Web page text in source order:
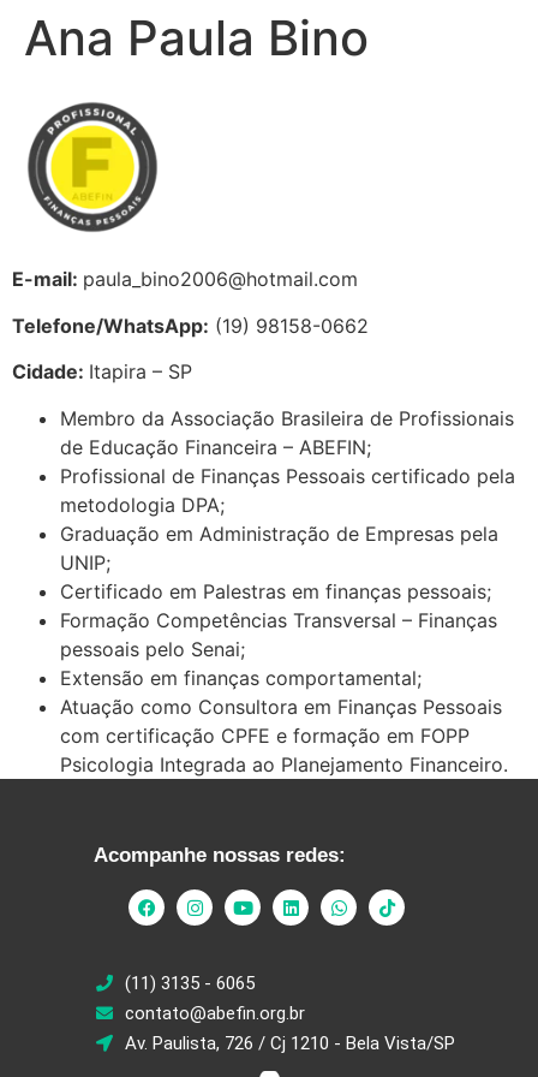
Ana Paula Bino
E-mail: paula_bino2006@hotmail.com
Telefone/WhatsApp: (19) 98158-0662
Cidade: Itapira – SP
Membro da Associação Brasileira de Profissionais
de Educação Financeira – ABEFIN;
Profissional de Finanças Pessoais certificado pela
metodologia DPA;
Graduação em Administração de Empresas pela
UNIP;
Certificado em Palestras em finanças pessoais;
Formação Competências Transversal – Finanças
pessoais pelo Senai;
Extensão em finanças comportamental;
Atuação como Consultora em Finanças Pessoais
com certificação CPFE e formação em FOPP
Psicologia Integrada ao Planejamento Financeiro.
Acompanhe nossas redes:
(11) 3135 - 6065
contato@abefin.org.br
Av. Paulista, 726 / Cj 1210 - Bela Vista/SP